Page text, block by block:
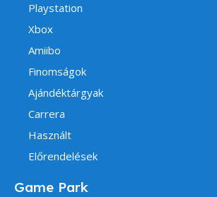
Playstation
Xbox
Amiibo
Finomságok
Ajándéktárgyak
Carrera
Használt
Előrendelések
Game Park